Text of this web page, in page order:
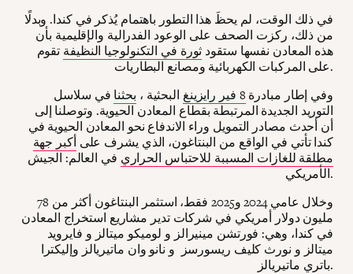
في ذلك الوقت، لم يحظَ هذا التطور باهتمام يُذكر في كندا. وبدلًا
من ذلك، ركزت الصحف على الوعود الفدرالية والإقليمية بأن
هذه المعادن نفسها ستقود ثورة في التكنولوجيا النظيفة تقوم
على المركبات الكهربائية ومصانع البطاريات.
وفي إطار مبادرة 8 فير رايزينغ البحثية ، بحثنا في سلاسل
التوريد الجديدة المرتبطة بقطاع المعادن الحيوية. وتوصلنا إلى
أن أحدث مصادر التمويل وراء الاندفاع نحو المعادن الحيوية في
كندا تأتي في الواقع من البنتاغون، الذي يشرف على أكبر جهة
مطلقة للغازات المسببة للاحتباس الحراري في العالم: الجيش
الأمريكي.
وخلال عامي 2024 و2025 فقط، استثمر البنتاغون أكثر من 78
مليون دولار أمريكي في شركات تدير مشاريع استخراج المعادن
في كندا، وهي: فورتشن مينيرالز و لوميكو ميتالز و فايرويد
ميتالز و نورث كليف ريسورسز و نانو وان ماتيريالز وإليكترا
باتري ماتيريالز.